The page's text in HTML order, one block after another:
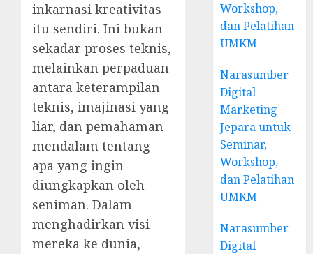
inkarnasi kreativitas
itu sendiri. Ini bukan
sekadar proses teknis,
melainkan perpaduan
antara keterampilan
teknis, imajinasi yang
liar, dan pemahaman
mendalam tentang
apa yang ingin
diungkapkan oleh
seniman. Dalam
menghadirkan visi
mereka ke dunia,
Workshop,
dan Pelatihan
UMKM
Narasumber
Digital
Marketing
Jepara untuk
Seminar,
Workshop,
dan Pelatihan
UMKM
Narasumber
Digital